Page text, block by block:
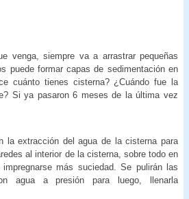
venga, siempre va a arrastrar pequeñas
puede formar capas de sedimentación en
cuánto tienes cisterna? ¿Cuándo fue la
Si ya pasaron 6 meses de la última vez
la extracción del agua de la cisterna para
al interior de la cisterna, sobre todo en
más suciedad. Se pulirán las
agua a presión para luego, llenarla